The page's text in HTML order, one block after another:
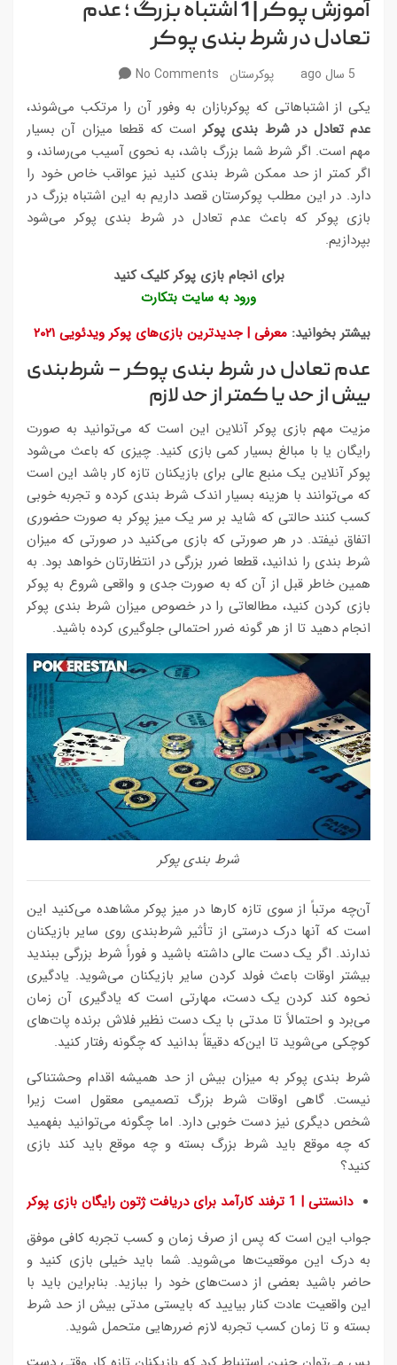
آموزش پوکر | 1 اشتباه بزرگ ؛ عدم
تعادل در شرط بندی پوکر
5 سال ago پوکرستان No Comments
یکی از اشتباهاتی که پوکربازان به وفور آن را مرتکب می‌شوند،
عدم تعادل در شرط بندی پوکر است که قطعا میزان آن بسیار
مهم است. اگر شرط شما بزرگ باشد، به نحوی آسیب می‌رساند، و
اگر کمتر از حد ممکن شرط بندی کنید نیز عواقب خاص خود را
دارد. در این مطلب پوکرستان قصد داریم به این اشتباه بزرگ در
بازی پوکر که باعث عدم تعادل در شرط بندی پوکر می‌شود
بپردازیم.
برای انجام بازی پوکر کلیک کنید
ورود به سایت بتکارت
بیشتر بخوانید: معرفی | جدیدترین بازی‌های پوکر ویدئویی ۲۰۲۱
عدم تعادل در شرط بندی پوکر – شرط‌بندی
بیش از حد یا کمتر از حد لازم
مزیت مهم بازی پوکر آنلاین این است که می‌توانید به صورت
رایگان یا با مبالغ بسیار کمی بازی کنید. چیزی که باعث می‌شود
پوکر آنلاین یک منبع عالی برای بازیکنان تازه کار باشد این است
که می‌توانند با هزینه بسیار اندک ‌شرط ‌بندی کرده و تجربه خوبی
کسب کنند حالتی که شاید بر سر یک میز پوکر به صورت حضوری
اتفاق نیفتد. در هر صورتی که بازی می‌کنید در صورتی که میزان
شرط بندی را ندانید، قطعا ضرر بزرگی در انتظارتان خواهد بود. به
همین خاطر قبل از آن که به صورت جدی و واقعی شروع به پوکر
بازی کردن کنید، مطالعاتی را در خصوص میزان شرط بندی پوکر
انجام دهید تا از هر گونه ضرر احتمالی جلوگیری کرده باشید.
شرط بندی پوکر
آن‌چه مرتباً از سوی تازه کارها در میز پوکر مشاهده می‌کنید این
است که آنها درک درستی از تأثیر شرط‌بندی روی سایر بازیکنان
ندارند. اگر یک دست عالی داشته باشید و فوراً شرط بزرگی ببندید
بیشتر اوقات باعث فولد کردن سایر بازیکنان می‌شوید. یادگیری
نحوه کند کردن یک دست، مهارتی است که یادگیری آن زمان
می‌برد و احتمالاً تا مدتی با یک دست نظیر فلاش برنده پات‌های
کوچکی می‌شوید تا این‌که دقیقاً بدانید که چگونه رفتار کنید.
شرط بندی پوکر به میزان بیش از حد همیشه اقدام وحشتناکی
نیست. گاهی اوقات شرط بزرگ تصمیمی معقول است زیرا
شخص دیگری نیز دست خوبی دارد. اما چگونه می‌توانید بفهمید
که چه موقع باید شرط بزرگ بسته و چه موقع باید کند بازی
کنید؟
دانستنی | 1 ترفند کارآمد برای دریافت ژتون رایگان بازی پوکر
جواب این است که پس از صرف زمان و کسب تجربه کافی موفق
به درک این موقعیت‌ها می‌شوید. شما باید خیلی بازی کنید و
حاضر باشید بعضی از دست‌های خود را ببازید. بنابراین باید با
این واقعیت عادت کنار بیایید که بایستی مدتی بیش از حد شرط
بسته و تا زمان کسب تجربه لازم ضررهایی متحمل شوید.